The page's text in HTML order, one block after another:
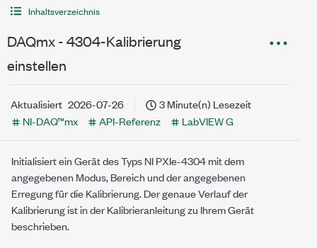
Inhaltsverzeichnis
DAQmx - 4304-Kalibrierung
einstellen
Aktualisiert 2026-07-26
3 Minute(n) Lesezeit
NI-DAQ™mx
API-Referenz LabVIEW G
Initialisiert ein Gerät des Typs NI PXIe-4304 mit dem
angegebenen Modus, Bereich und der angegebenen
Erregung für die Kalibrierung. Der genaue Verlauf der
Kalibrierung ist in der Kalibrieranleitung zu Ihrem Gerät
beschrieben.